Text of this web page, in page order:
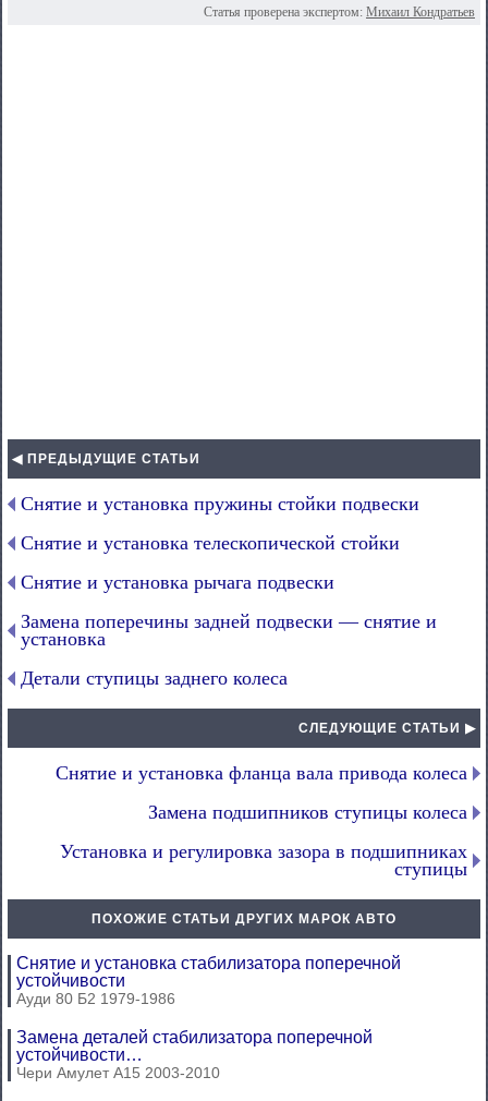
Статья проверена экспертом: Михаил Кондратьев
◀ ПРЕДЫДУЩИЕ СТАТЬИ
Снятие и установка пружины стойки подвески
Снятие и установка телескопической стойки
Снятие и установка рычага подвески
Замена поперечины задней подвески — снятие и
установка
Детали ступицы заднего колеса
СЛЕДУЮЩИЕ СТАТЬИ ▶
Снятие и установка фланца вала привода колеса
Замена подшипников ступицы колеса
Установка и регулировка зазора в подшипниках
ступицы
ПОХОЖИЕ СТАТЬИ ДРУГИХ МАРОК АВТО
Снятие и установка стабилизатора поперечной
устойчивости
Ауди 80 Б2 1979-1986
Замена деталей стабилизатора поперечной
устойчивости…
Чери Амулет А15 2003-2010